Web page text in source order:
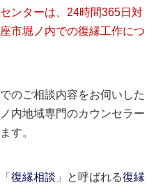
ンターは、24時間365日対
市堀ノ内での復縁工作につ
のご相談内容をお伺いした
内地域専門のカウンセラー
す。
復縁相談 」と呼ばれる復縁